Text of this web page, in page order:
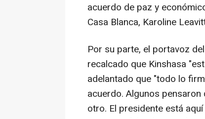
acuerdo de paz y
Casa Blanca, Karoline
Por su parte, el portavoz
recalcado que Kinshasa
adelantado que "todo lo
acuerdo. Algunos
otro. El presidente está